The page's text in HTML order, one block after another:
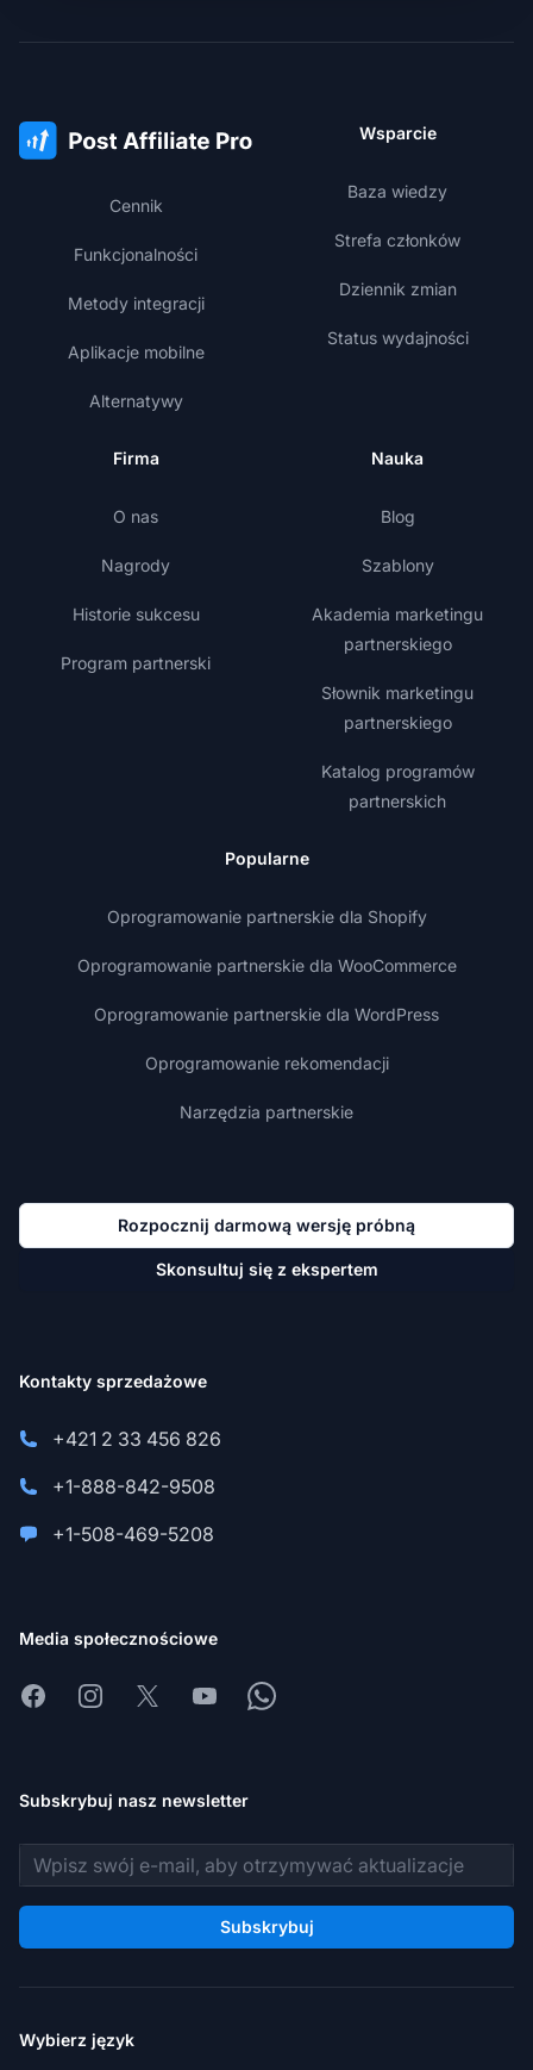
Cennik
Funkcjonalności
Metody integracji
Aplikacje mobilne
Alternatywy
Wsparcie
Baza wiedzy
Strefa członków
Dziennik zmian
Status wydajności
Firma
O nas
Nagrody
Historie sukcesu
Program partnerski
Nauka
Blog
Szablony
Akademia marketingu
partnerskiego
Słownik marketingu
partnerskiego
Katalog programów
partnerskich
Popularne
Oprogramowanie partnerskie dla Shopify
Oprogramowanie partnerskie dla WooCommerce
Oprogramowanie partnerskie dla WordPress
Oprogramowanie rekomendacji
Narzędzia partnerskie
Rozpocznij darmową wersję próbną
Skonsultuj się z ekspertem
Kontakty sprzedażowe
+421 2 33 456 826
+1-888-842-9508
+1-508-469-5208
Media społecznościowe
FacebookInstagram
X YoutubeWhatsapp
Subskrybuj nasz newsletter
Adres e-mail
Subskrybuj
Wybierz język